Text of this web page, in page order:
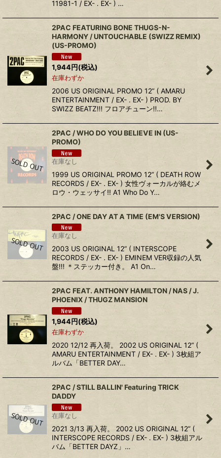
11981-1 / EX- . EX- ) …
2PAC FEATURING BONE THUGS-N-
HARMONY ‎/ UNTOUCHABLE (SWIZZ REMIX)
(US-PROMO)
1,944円(税込)
在庫わずか
2006 US ORIGINAL PROMO 12” ( AMARU
ENTERTAINMENT / EX- . EX- ) PROD. BY
SWIZZ BEATZ!!! フロアチューン!!…
2PAC / WHO DO YOU BELIEVE IN (US-
PROMO)
在庫なし
1999 US ORIGINAL PROMO 12” ( DEATH ROW
RECORDS / EX- . EX- ) 女性ヴォーカルが絡むメ
ロウ・ウェッサイ!! A1 Who Do Y…
2PAC / ONE DAY AT A TIME (EM'S VERSION)
在庫なし
2003 US ORIGINAL 12” ( INTERSCOPE
RECORDS / EX- . EX- ) EMINEM VER収録の人気
盤!!! ＊ステッカー付き。 A1 On…
2PAC FEAT. ANTHONY HAMILTON / NAS / J.
PHOENIX ‎/ THUGZ MANSION
1,944円(税込)
在庫わずか
2020 12/12 再入荷。 2002 US ORIGINAL 12” (
AMARU ENTERTAINMENT / EX- . EX- ) 3枚組ア
ルバム「BETTER DAY…
2PAC / STILL BALLIN' Featuring TRICK
DADDY
在庫なし
2021 3/13 再入荷。 2002 US ORIGINAL 12” (
INTERSCOPE RECORDS / EX- . EX- ) 3枚組アル
バム「BETTER DAYZ」…